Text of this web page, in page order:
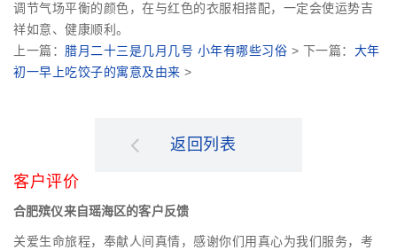
调节气场平衡的颜色，在与红色的衣服相搭配，一定会使运势吉
祥如意、健康顺利。
上一篇： 腊月二十三是几月几号 小年有哪些习俗 > 下一篇： 大年
初一早上吃饺子的寓意及由来 >
返回列表
客户评价
合肥殡仪来自瑶海区的客户反馈
关爱生命旅程，奉献人间真情，感谢你们用真心为我们服务，考